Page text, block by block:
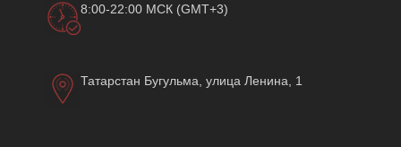
8:00-22:00 МСК (GMT+3)
Татарстан Бугульма, улица Ленина, 1